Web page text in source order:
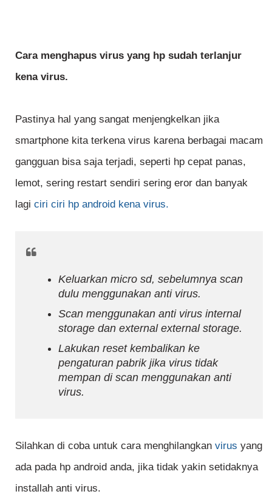
Cara menghapus virus yang hp sudah terlanjur
kena virus.
Pastinya hal yang sangat menjengkelkan jika
smartphone kita terkena virus karena berbagai macam
gangguan bisa saja terjadi, seperti hp cepat panas,
lemot, sering restart sendiri sering eror dan banyak
lagi ciri ciri hp android kena virus.
Keluarkan micro sd, sebelumnya scan
dulu menggunakan anti virus.
Scan menggunakan anti virus internal
storage dan external external storage.
Lakukan reset kembalikan ke
pengaturan pabrik jika virus tidak
mempan di scan menggunakan anti
virus.
Silahkan di coba untuk cara menghilangkan virus yang
ada pada hp android anda, jika tidak yakin setidaknya
installah anti virus.